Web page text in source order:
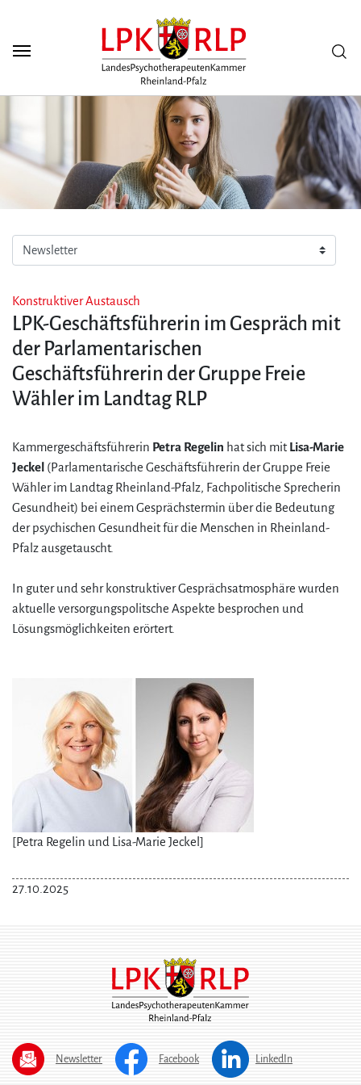
Konstruktiver Austausch
LPK-Geschäftsführerin im Gespräch mit
der Parlamentarischen
Geschäftsführerin der Gruppe Freie
Wähler im Landtag RLP
Kammergeschäftsführerin Petra Regelin hat sich mit Lisa-Marie
Jeckel (Parlamentarische Geschäftsführerin der Gruppe Freie
Wähler im Landtag Rheinland-Pfalz, Fachpolitische Sprecherin
Gesundheit) bei einem Gesprächstermin über die Bedeutung
der psychischen Gesundheit für die Menschen in Rheinland-
Pfalz ausgetauscht.
In guter und sehr konstruktiver Gesprächsatmosphäre wurden
aktuelle versorgungspolitsche Aspekte besprochen und
Lösungsmöglichkeiten erörtert.
[Petra Regelin und Lisa-Marie Jeckel]
27.10.2025
Newsletter Facebook LinkedIn